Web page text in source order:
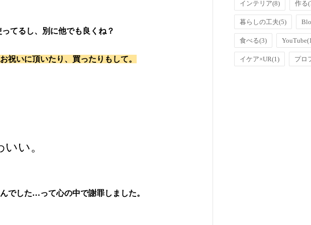
てるし、別に他でも良くね？
お祝いに頂いたり、買ったりもして。
い。
でした…って心の中で謝罪しました。
インテリア(8) 作る
暮らしの工夫(5)
食べる(3) YouTube
イケア×UR(1) プロ